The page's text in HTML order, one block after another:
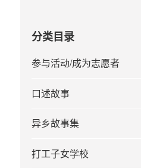
分类目录
参与活动/成为志愿者
口述故事
异乡故事集
打工子女学校